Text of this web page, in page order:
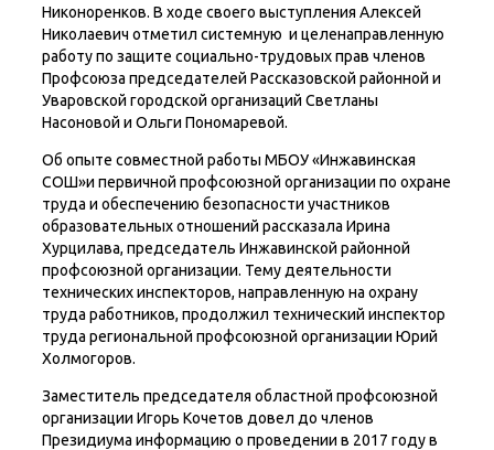
Никоноренков. В ходе своего выступления Алексей
Николаевич отметил системную и целенаправленную
работу по защите социально-трудовых прав членов
Профсоюза председателей Рассказовской районной и
Уваровской городской организаций Светланы
Насоновой и Ольги Пономаревой.
Об опыте совместной работы МБОУ «Инжавинская
СОШ»и первичной профсоюзной организации по охране
труда и обеспечению безопасности участников
образовательных отношений рассказала Ирина
Хурцилава, председатель Инжавинской районной
профсоюзной организации. Тему деятельности
технических инспекторов, направленную на охрану
труда работников, продолжил технический инспектор
труда региональной профсоюзной организации Юрий
Холмогоров.
Заместитель председателя областной профсоюзной
организации Игорь Кочетов довел до членов
Президиума информацию о проведении в 2017 году в